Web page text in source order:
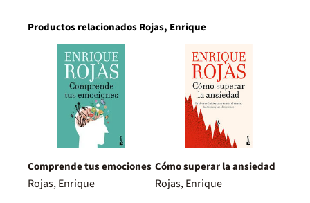
Productos relacionados Rojas, Enrique
Comprende tus emociones
Rojas, Enrique
Cómo superar la ansiedad
Rojas, Enrique